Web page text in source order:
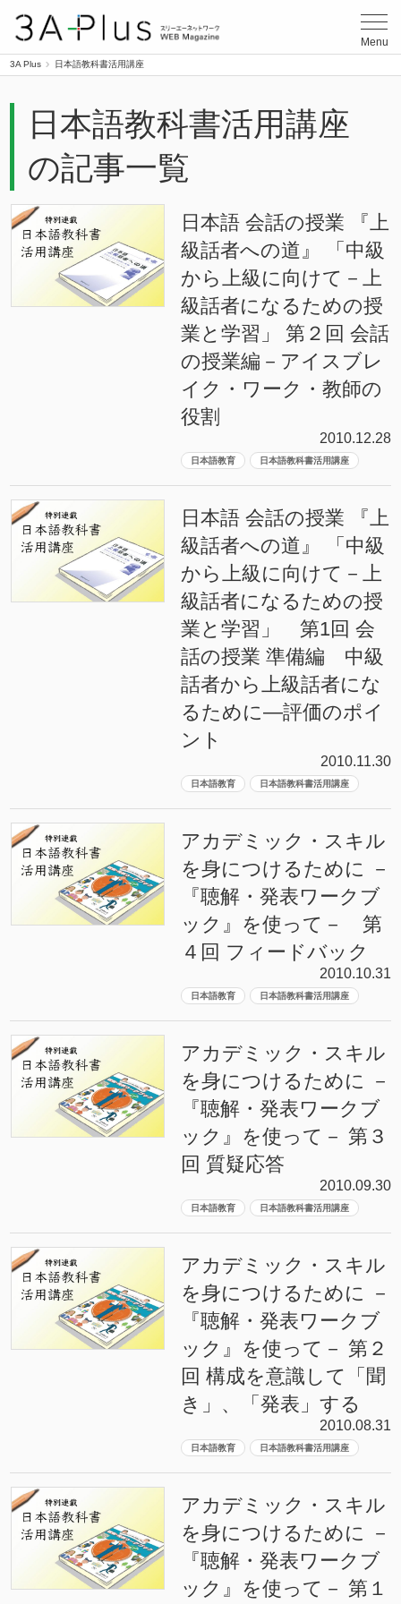
Menu
3A Plus 日本語教科書活用講座
日本語教科書活用講座
の記事一覧
日本語 会話の授業 『上
級話者への道』 「中級
から上級に向けて－上
級話者になるための授
業と学習」 第２回 会話
の授業編－アイスブレ
イク・ワーク・教師の
役割
2010.12.28
日本語教育 日本語教科書活用講座
日本語 会話の授業 『上
級話者への道』 「中級
から上級に向けて－上
級話者になるための授
業と学習」 第1回 会
話の授業 準備編 中級
話者から上級話者にな
るために―評価のポイ
ント
2010.11.30
日本語教育 日本語教科書活用講座
アカデミック・スキル
を身につけるために －
『聴解・発表ワークブ
ック』を使って－ 第
４回 フィードバック
2010.10.31
日本語教育 日本語教科書活用講座
アカデミック・スキル
を身につけるために －
『聴解・発表ワークブ
ック』を使って－ 第３
回 質疑応答
2010.09.30
日本語教育 日本語教科書活用講座
アカデミック・スキル
を身につけるために －
『聴解・発表ワークブ
ック』を使って－ 第２
回 構成を意識して「聞
き」、「発表」する
2010.08.31
日本語教育 日本語教科書活用講座
アカデミック・スキル
を身につけるために －
『聴解・発表ワークブ
ック』を使って－ 第１